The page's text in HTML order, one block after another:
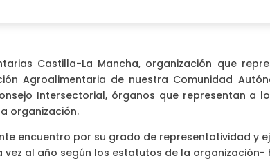
Castilla-La Mancha, organización que
Agroalimentaria de nuestra Comunidad
Intersectorial, órganos que representan a
organización.
encuentro por su grado de representatividad y
vez al año según los estatutos de la